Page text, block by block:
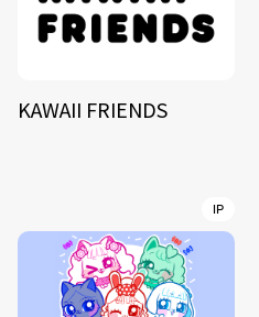
KAWAII FRIENDS
IP